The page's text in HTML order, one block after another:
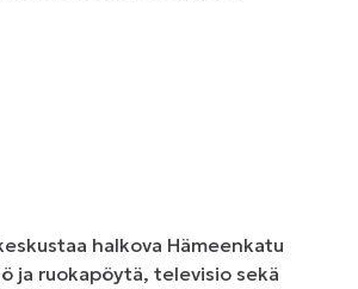
halkova Hämeenkatu
ja ruokapöytä, televisio sekä